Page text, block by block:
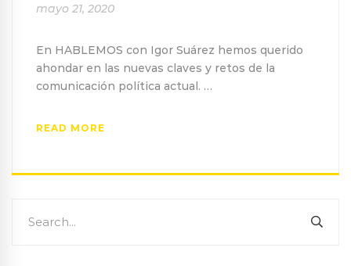
mayo 21, 2020
En HABLEMOS con Igor Suárez hemos querido
ahondar en las nuevas claves y retos de la
comunicación política actual. …
READ MORE
for: